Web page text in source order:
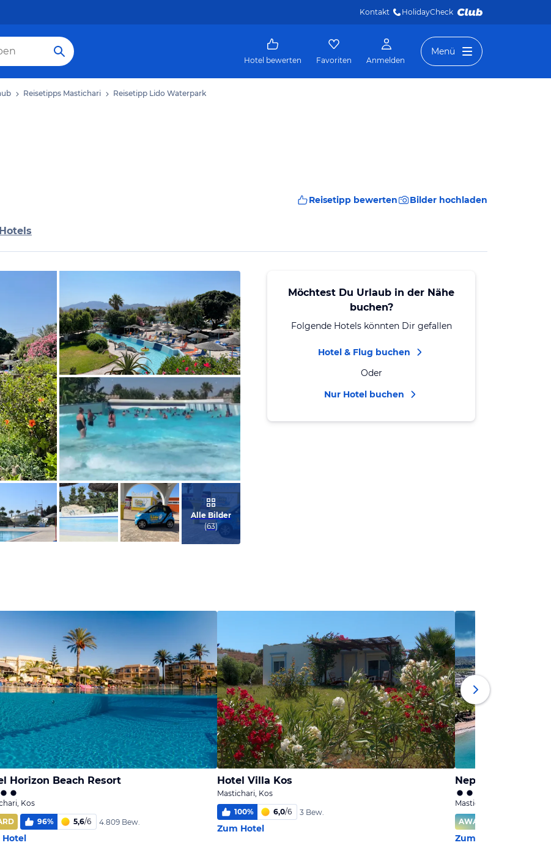
Kontakt HolidayCheck
Hotel bewerten Favoriten Anmelden
Menü
Reisetipps Mastichari Reisetipp Lido Waterpark
Reisetipp bewerten Bilder hochladen
Hotels
Bild melden
von Marcel
Bild melden
von Saskia
Alle Bilder
(63)
Möchtest Du Urlaub in der Nähe
buchen?
Folgende Hotels könnten Dir gefallen
Hotel & Flug buchen
Oder
Nur Hotel buchen
Horizon Beach Resort
Kos
96% 5,6/6 4.809 Bew.
Hotel
Hotel Villa Kos
Mastichari, Kos
100% 6,0/6 3 Bew.
Zum Hotel
Neptune Luxury
Mastichari, Kos
AWARD
Zum Hotel